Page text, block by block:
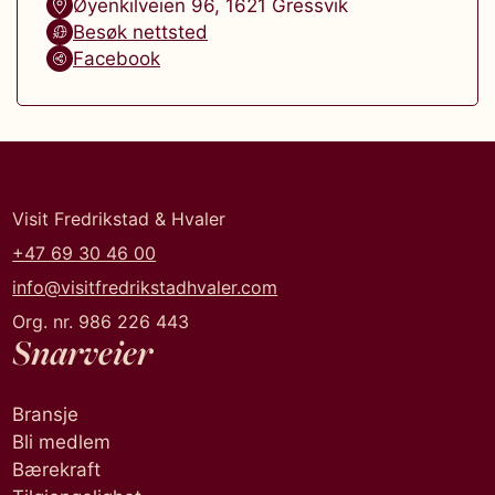
Øyenkilveien 96, 1621 Gressvik
Besøk nettsted
Facebook
Visit Fredrikstad & Hvaler
+47 69 30 46 00
info@visitfredrikstadhvaler.com
Org. nr. 986 226 443
Snarveier
Bransje
Bli medlem
Bærekraft